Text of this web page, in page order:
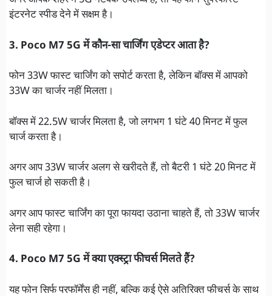
इंटरनेट स्पीड देने में सक्षम है।
3. Poco M7 5G में कौन-सा चार्जिंग एडेप्टर आता है?
फोन 33W फास्ट चार्जिंग को सपोर्ट करता है, लेकिन बॉक्स में आपको
33W का चार्जर नहीं मिलता।
बॉक्स में 22.5W चार्जर मिलता है, जो लगभग 1 घंटे 40 मिनट में फुल
चार्ज करता है।
अगर आप 33W चार्जर अलग से खरीदते हैं, तो बैटरी 1 घंटे 20 मिनट में
फुल चार्ज हो सकती है।
अगर आप फास्ट चार्जिंग का पूरा फायदा उठाना चाहते हैं, तो 33W चार्जर
लेना सही रहेगा।
4. Poco M7 5G में क्या एक्स्ट्रा फीचर्स मिलते हैं?
यह फोन सिर्फ परफॉर्मेंस ही नहीं, बल्कि कई ऐसे अतिरिक्त फीचर्स के साथ